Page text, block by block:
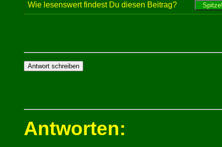
Wie lesenswert findest Du diesen Beitrag?
Antworten: